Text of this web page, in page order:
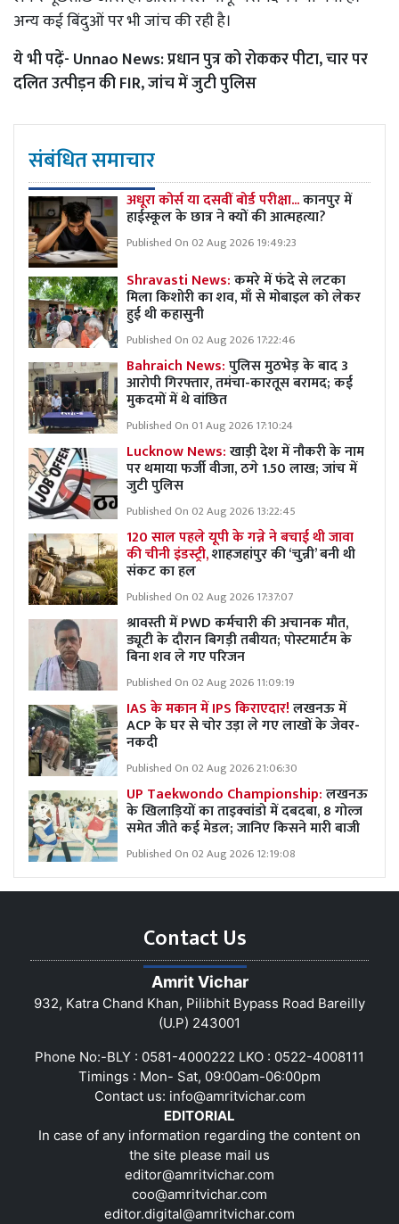
अन्य कई बिंदुओं पर भी जांच की रही है।
ये भी पढ़ें- Unnao News: प्रधान पुत्र को रोककर पीटा, चार पर
दलित उत्पीड़न की FIR, जांच में जुटी पुलिस
संबंधित समाचार
अधूरा कोर्स या दसवीं बोर्ड परीक्षा...कानपुर में
हाईस्कूल के छात्र ने क्यों की आत्महत्या?
Published On 02 Aug 2026 19:49:23
Shravasti News:कमरे में फंदे से लटका
मिला किशोरी का शव, माँ से मोबाइल को लेकर
हुई थी कहासुनी
Published On 02 Aug 2026 17:22:46
Bahraich News:पुलिस मुठभेड़ के बाद 3
आरोपी गिरफ्तार, तमंचा-कारतूस बरामद; कई
मुकदमों में थे वांछित
Published On 01 Aug 2026 17:10:24
Lucknow News:खाड़ी देश में नौकरी के नाम
पर थमाया फर्जी वीजा, ठगे 1.50 लाख; जांच में
जुटी पुलिस
Published On 02 Aug 2026 13:22:45
120 साल पहले यूपी के गन्ने ने बचाई थी जावा
की चीनी इंडस्ट्री,शाहजहांपुर की ‘चुन्नी’ बनी थी
संकट का हल
Published On 02 Aug 2026 17:37:07
श्रावस्ती में PWD कर्मचारी की अचानक मौत,
ड्यूटी के दौरान बिगड़ी तबीयत; पोस्टमार्टम के
बिना शव ले गए परिजन
Published On 02 Aug 2026 11:09:19
IAS के मकान में IPS किराएदार!लखनऊ में
ACP के घर से चोर उड़ा ले गए लाखों के जेवर-
नकदी
Published On 02 Aug 2026 21:06:30
UP Taekwondo Championship:लखनऊ
के खिलाड़ियों का ताइक्वांडो में दबदबा, 8 गोल्ज
समेत जीते कई मेडल; जानिए किसने मारी बाजी
Published On 02 Aug 2026 12:19:08
Contact Us
Amrit Vichar
932, Katra Chand Khan, Pilibhit Bypass Road Bareilly
(U.P) 243001
Phone No:-BLY : 0581-4000222 LKO : 0522-4008111
Timings : Mon- Sat, 09:00am-06:00pm
Contact us: info@amritvichar.com
EDITORIAL
In case of any information regarding the content on
the site please mail us
editor@amritvichar.com
coo@amritvichar.com
editor.digital@amritvichar.com